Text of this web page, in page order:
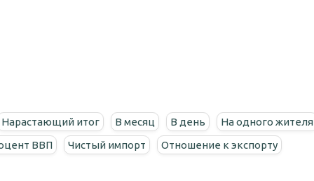
Нарастающий итог В месяц В день На одного жителя
ВВП Чистый импорт Отношение к экспорту